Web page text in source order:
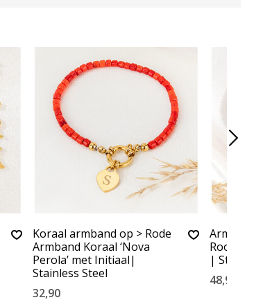
Koraal armband op > Rode
Armband Koraal ‘Nova
Perola’ met Initiaal|
Stainless Steel
32,90
Armband
Rood
|
48,90